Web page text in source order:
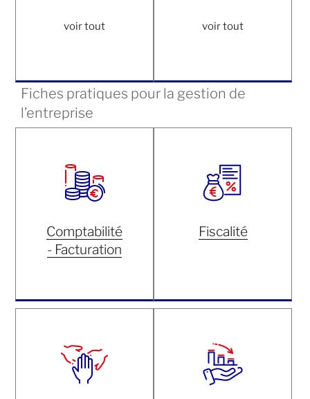
voir tout voir tout
Fiches pratiques pour la gestion de
l’entreprise
Comptabilité
- Facturation
Fiscalité